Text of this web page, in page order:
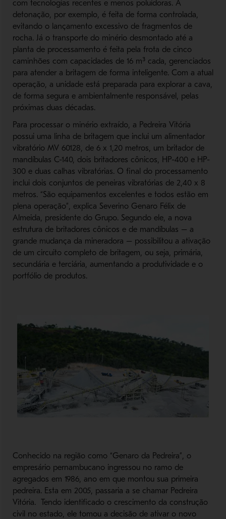
com tecnologias recentes e menos poluidoras. A
detonação, por exemplo, é feita de forma controlada,
evitando o lançamento excessivo de fragmentos de
rocha. Já o transporte do minério desmontado até a
planta de processamento é feita pela frota de cinco
caminhões com capacidades de 16 m³ cada, gerenciados
para atender a britagem de forma inteligente. Com a atual
operação, a unidade está preparada para explorar a cava,
de forma segura e ambientalmente responsável, pelas
próximas duas décadas.
Para processar o minério extraído, a Pedreira Vitória
possui uma linha de britagem que inclui um alimentador
vibratório MV 60128, de 6 x 1,20 metros, um britador de
mandíbulas C-140, dois britadores cônicos, HP-400 e HP-
300 e duas calhas vibratórias. O final do processamento
inclui dois conjuntos de peneiras vibratórias de 2,40 x 8
metros. “São equipamentos excelentes e todos estão em
plena operação”, explica Severino Genaro Félix de
Almeida, presidente do Grupo. Segundo ele, a nova
estrutura de britadores cônicos e de mandíbulas – a
grande mudança da mineradora – possibilitou a ativação
de um circuito completo de britagem, ou seja, primária,
secundária e terciária, aumentando a produtividade e o
portfólio de produtos.
Conhecido na região como “Genaro da Pedreira”, o
empresário pernambucano ingressou no ramo de
agregados em 1986, ano em que montou sua primeira
pedreira. Esta em 2005, passaria a se chamar Pedreira
Vitória. Tendo identificado o crescimento da construção
civil no estado, ele tomou a decisão de ativar o novo